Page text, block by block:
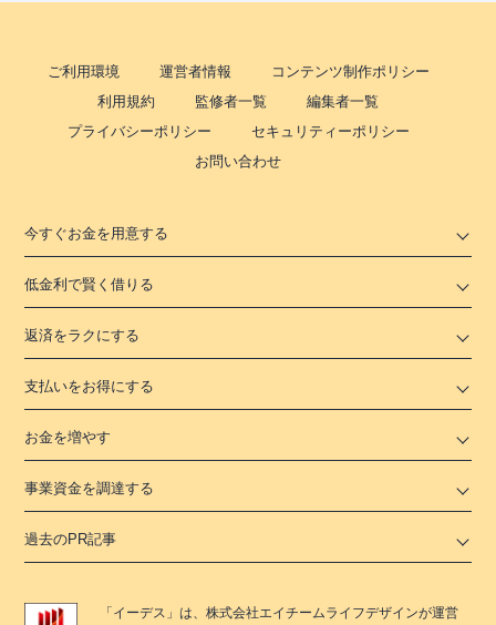
ご利用環境 運営者情報
コンテンツ制作ポリシー
利用規約
監修者一覧
編集者一覧
プライバシーポリシー
セキュリティーポリシー
お問い合わせ
今すぐお金を用意する
低金利で賢く借りる
返済をラクにする
支払いをお得にする
お金を増やす
事業資金を調達する
過去のPR記事
「 イーデス 」は、株式会社エイチームライフデザインが運営